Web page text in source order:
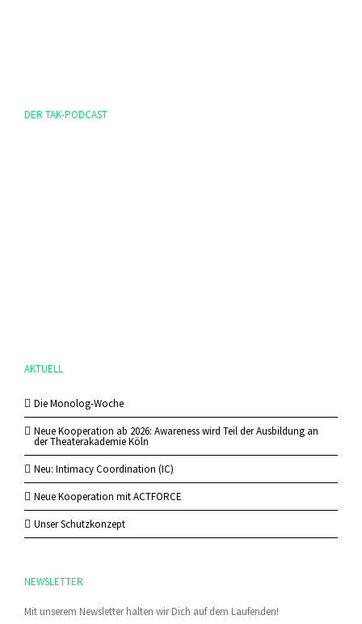
DER TAK-PODCAST
AKTUELL
Die Monolog-Woche
Neue Kooperation ab 2026: Awareness wird Teil der Ausbildung an
der Theaterakademie Köln
Neu: Intimacy Coordination (IC)
Neue Kooperation mit ACTFORCE
Unser Schutzkonzept
NEWSLETTER
Mit unserem Newsletter halten wir Dich auf dem Laufenden!